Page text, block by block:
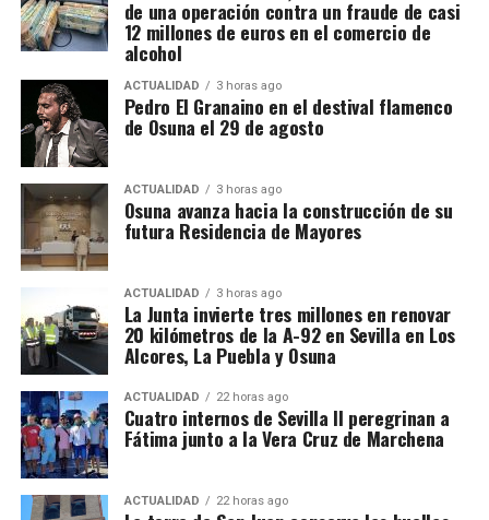
actividades formativas, religiosas y de
acompañamiento. Su trabajo busca mantener el
vínculo de las personas privadas de libertad con la
sociedad y con la comunidad cristiana, contando
para ello con capellanes, voluntarios y entidades
colaboradoras.
sencilla y vinculada a la tradición mudéjar de las
primeras parroquias sevillanas. Sobre aquella torre
campanas que hoy domina el perfil monumental de
Marchena, abierto mediante dos grandes arcos en
cada una de sus cuatro caras y decorado con ladrillo
y cerámica vidriada.
El primer dato documental conocido sobre la
transformación aparece en 1567. Aquel año, Hernán
Ruiz II, maestro mayor del Arzobispado de Sevilla y
uno de los grandes arquitectos del Renacimiento
andaluz, viajó a Marchena para visitar las torres de
San Juan y San Miguel. El desplazamiento se realizó
por orden del provisor general del Arzobispado,
duró tres días y fue remunerado con 54 reales. La
anotación se conserva en el Libro de Cuentas de
Fábrica de la parroquia de San Juan.
Sin embargo, el historiador del arte Alfredo J.
de una operación contra un fraude de casi
12 millones de euros en el comercio de
alcohol
ACTUALIDAD 3 horas ago
Pedro El Granaino en el destival flamenco
de Osuna el 29 de agosto
ACTUALIDAD 3 horas ago
Osuna avanza hacia la construcción de su
futura Residencia de Mayores
ACTUALIDAD 3 horas ago
La Junta invierte tres millones en renovar
20 kilómetros de la A-92 en Sevilla en Los
Alcores, La Puebla y Osuna
ACTUALIDAD 22 horas ago
Cuatro internos de Sevilla II peregrinan a
Fátima junto a la Vera Cruz de Marchena
ACTUALIDAD 22 horas ago